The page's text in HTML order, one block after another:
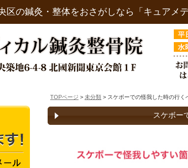
区の鍼灸・整体をおさがしなら「キュアメ
TOPページ > 未分類 > スケボーでの怪我した時の行く
スケボー